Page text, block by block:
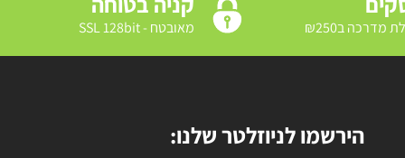
מאובטח - SSL 128bit
הירשמו לניוזלטר שלנו: